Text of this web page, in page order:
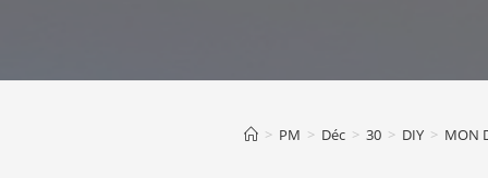
> PM > Déc > 30 > DIY > MON